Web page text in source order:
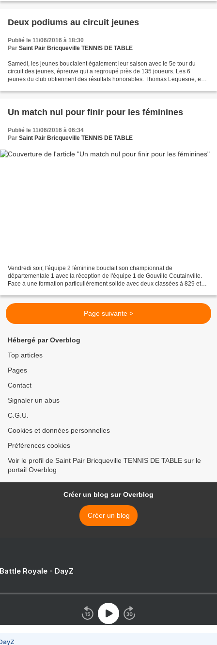
Deux podiums au circuit jeunes
Publié le 11/06/2016 à 18:30
Par Saint Pair Bricqueville TENNIS DE TABLE
Samedi, les jeunes bouclaient également leur saison avec le 5e tour du
circuit des jeunes, épreuve qui a regroupé près de 135 joueurs. Les 6
jeunes du club obtiennent des résultats honorables. Thomas Lequesne, en
Un match nul pour finir pour les féminines
Publié le 11/06/2016 à 06:34
Par Saint Pair Bricqueville TENNIS DE TABLE
Vendredi soir, l'équipe 2 féminine bouclait son championnat de
départementale 1 avec la réception de l'équipe 1 de Gouville Coutainville.
Face à une formation particulièrement solide avec deux classées à 829 et
Page suivante >
Hébergé par Overblog
Top articles
Pages
Contact
Signaler un abus
C.G.U.
Cookies et données personnelles
Préférences cookies
Voir le profil de Saint Pair Bricqueville TENNIS DE TABLE sur le
portail Overblog
Créer un blog sur Overblog
Créer un blog
Royale - DayZ